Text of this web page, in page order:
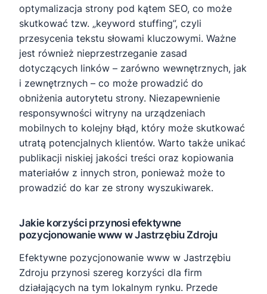
optymalizacja strony pod kątem SEO, co może
skutkować tzw. „keyword stuffing”, czyli
przesycenia tekstu słowami kluczowymi. Ważne
jest również nieprzestrzeganie zasad
dotyczących linków – zarówno wewnętrznych, jak
i zewnętrznych – co może prowadzić do
obniżenia autorytetu strony. Niezapewnienie
responsywności witryny na urządzeniach
mobilnych to kolejny błąd, który może skutkować
utratą potencjalnych klientów. Warto także unikać
publikacji niskiej jakości treści oraz kopiowania
materiałów z innych stron, ponieważ może to
prowadzić do kar ze strony wyszukiwarek.
Jakie korzyści przynosi efektywne
pozycjonowanie www w Jastrzębiu Zdroju
Efektywne pozycjonowanie www w Jastrzębiu
Zdroju przynosi szereg korzyści dla firm
działających na tym lokalnym rynku. Przede